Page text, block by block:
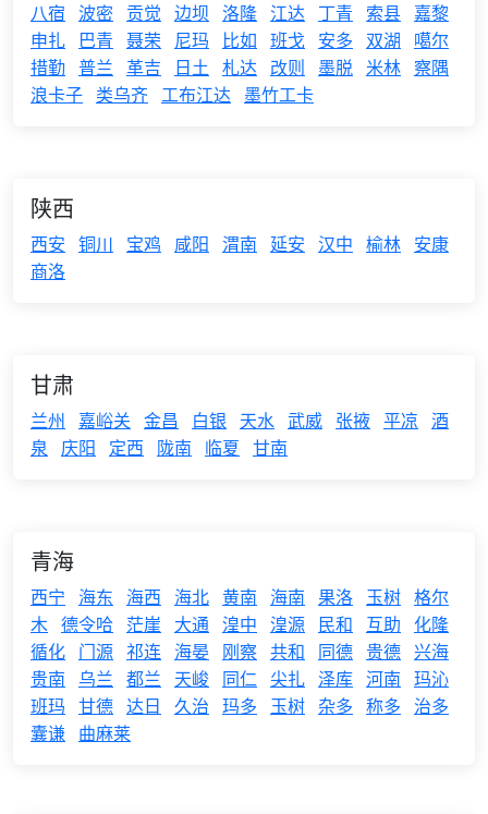
八宿 波密 贡觉 边坝 洛隆 江达 丁青 索县 嘉黎
申扎
巴青 聂荣 尼玛 比如 班戈 安多 双湖
噶尔
措勤 普兰 革吉 日土 札达 改则 墨脱 米林 察隅
浪卡子 类乌齐 工布江达 墨竹工卡
陕西
西安 铜川 宝鸡 咸阳 渭南 延安 汉中 榆林 安康
商洛
甘肃
兰州 嘉峪关 金昌 白银 天水 武威 张掖 平凉 酒
泉
庆阳 定西 陇南 临夏 甘南
青海
西宁 海东 海西 海北 黄南 海南 果洛 玉树 格尔
木 德令哈 茫崖 大通 湟中 湟源 民和 互助 化隆
循化 门源 祁连 海晏 刚察 共和 同德 贵德 兴海
贵南
乌兰 都兰 天峻 同仁 尖扎 泽库 河南 玛沁
班玛 甘德 达日 久治 玛多 玉树 杂多 称多
治多
囊谦 曲麻莱